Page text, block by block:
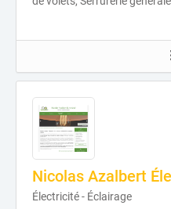
Nicolas Azalbert
Électricité - Éclairage